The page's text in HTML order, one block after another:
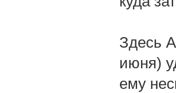
Здесь
июня)
ему